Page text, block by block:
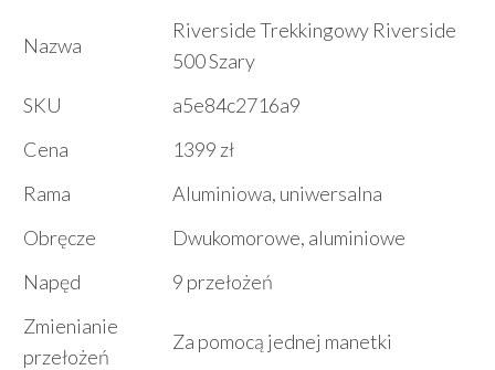
Nazwa
Riverside Trekkingowy Riverside
500 Szary
SKU
a5e84c2716a9
Cena
1399 zł
Rama
Aluminiowa, uniwersalna
Obręcze
Dwukomorowe, aluminiowe
Napęd
9 przełożeń
Zmienianie
przełożeń
Za pomocą jednej manetki